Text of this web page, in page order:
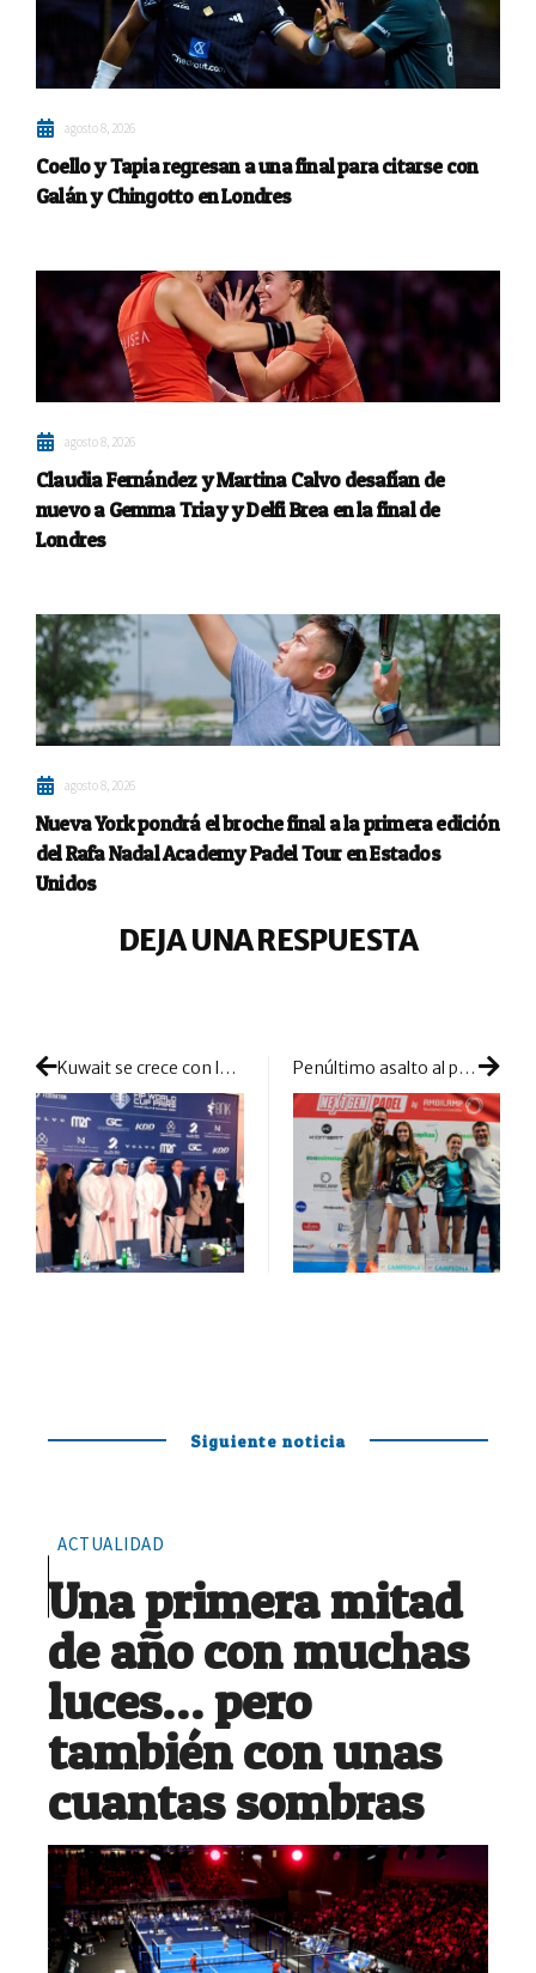
agosto 8, 2026
Coello y Tapia regresan a una final para citarse con
Galán y Chingotto en Londres
agosto 8, 2026
Claudia Fernández y Martina Calvo desafían de
nuevo a Gemma Triay y Delfi Brea en la final de
Londres
agosto 8, 2026
Nueva York pondrá el broche final a la primera edición
del Rafa Nadal Academy Padel Tour en Estados
Unidos
DEJA UNA RESPUESTA
Kuwait se crece con la I FIP World Cup Pairs: un torneo de altos vuelos en un gran escenario Penúltimo asalto al podio en el circuito Next Gen Pádel by Ambilamp
Siguiente noticia
ACTUALIDAD
Una primera mitad
de año con muchas
luces… pero
también con unas
cuantas sombras